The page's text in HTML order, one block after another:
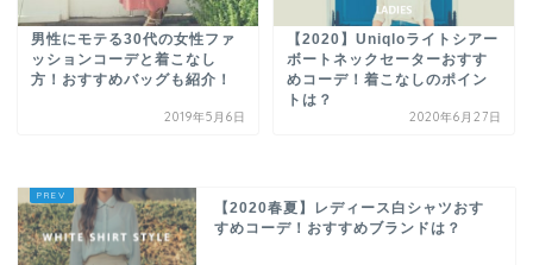
男性にモテる30代の女性ファ
ッションコーデと着こなし
方！おすすめバッグも紹介！
2019年5月6日
【2020】Uniqloライトシアー
ボートネックセーターおすす
めコーデ！着こなしのポイン
トは？
2020年6月27日
【2020春夏】レディース白シャツおす
すめコーデ！おすすめブランドは？